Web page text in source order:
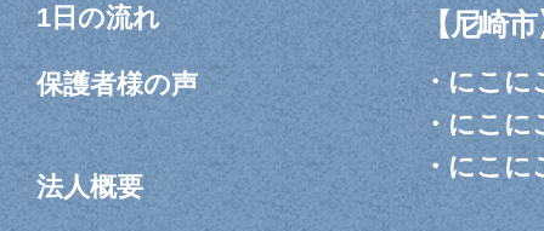
1日の流れ
保護者様の声
【尼崎
・にこに
・ にこに
・ にこに
法人概要